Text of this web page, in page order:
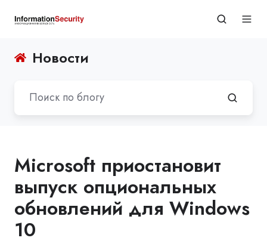
Новости
Microsoft приостановит
выпуск опциональных
обновлений для Windows
10